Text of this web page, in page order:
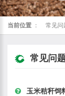
当前位置 ： 常见问
常见问
玉米秸秆饲